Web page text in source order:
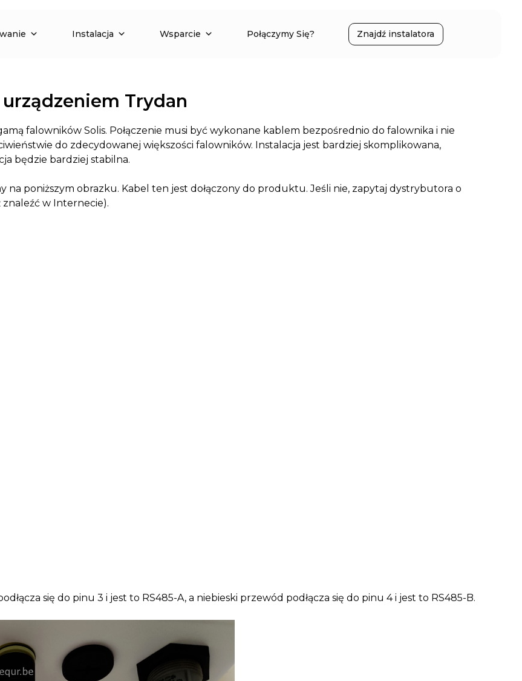
Instalacja Wsparcie Połączymy Się? Znajdź instalatora
Trydan
falowników Solis. Połączenie musi być wykonane kablem bezpośrednio do falownika i nie
do zdecydowanej większości falowników. Instalacja jest bardziej skomplikowana,
będzie bardziej stabilna.
na poniższym obrazku. Kabel ten jest dołączony do produktu. Jeśli nie, zapytaj dystrybutora o
w Internecie).
się do pinu 3 i jest to RS485-A, a niebieski przewód podłącza się do pinu 4 i jest to RS485-B.